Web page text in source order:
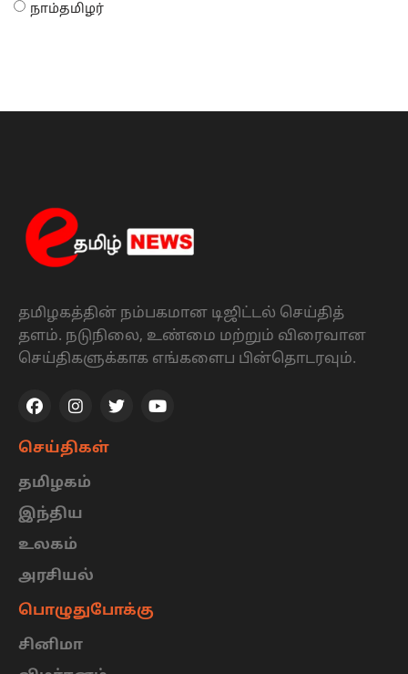
நாம்தமிழர்
தமிழகத்தின் நம்பகமான டிஜிட்டல் செய்தித்
தளம். நடுநிலை, உண்மை மற்றும் விரைவான
செய்திகளுக்காக எங்களைப பின்தொடரவும்.
செய்திகள்
தமிழகம்
இந்திய
உலகம்
அரசியல்
பொழுதுபோக்கு
சினிமா